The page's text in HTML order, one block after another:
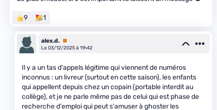
9 1
alex.d. Premium
Le 03/12/2025 à 11h42
Il y a un tas d'appels légitime qui viennent de numéros
inconnus : un livreur (surtout en cette saison), les enfants
qui appellent depuis chez un copain (portable interdit au
collège), et je ne parle même pas de celui qui est phase de
recherche d'emploi qui peut s'amuser à ghoster les